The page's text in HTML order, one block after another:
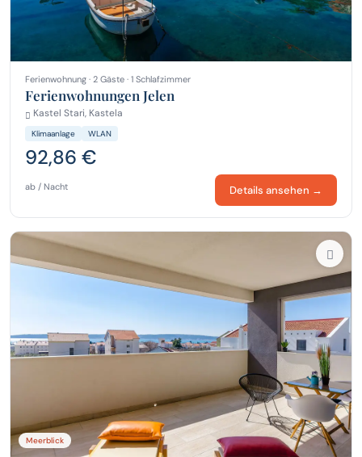
Ferienwohnung · 2 Gäste · 1 Schlafzimmer
Ferienwohnungen Jelen
Kastel Stari, Kastela
Klimaanlage WLAN
92,86 €
ab / Nacht Details ansehen →
Meerblick